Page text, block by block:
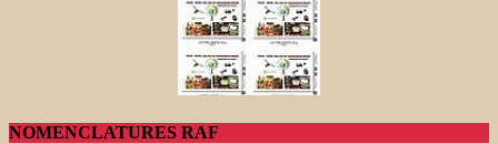
NOMENCLATURES RAF